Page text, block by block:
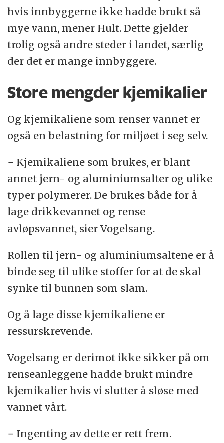
hvis innbyggerne ikke hadde brukt så
mye vann, mener Hult. Dette gjelder
trolig også andre steder i landet, særlig
der det er mange innbyggere.
Store mengder kjemikalier
Og kjemikaliene som renser vannet er
også en belastning for miljøet i seg selv.
− Kjemikaliene som brukes, er blant
annet jern- og aluminiumsalter og ulike
typer polymerer. De brukes både for å
lage drikkevannet og rense
avløpsvannet, sier Vogelsang.
Rollen til jern- og aluminiumsaltene er å
binde seg til ulike stoffer for at de skal
synke til bunnen som slam.
Og å lage disse kjemikaliene er
ressurskrevende.
Vogelsang er derimot ikke sikker på om
renseanleggene hadde brukt mindre
kjemikalier hvis vi slutter å sløse med
vannet vårt.
− Ingenting av dette er rett frem.